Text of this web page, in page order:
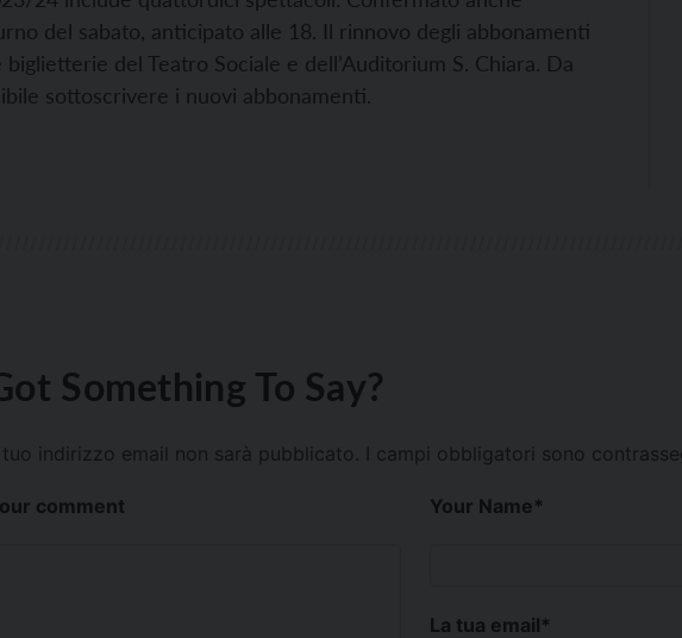
del sabato, anticipato alle 18. Il rinnovo degli abbonamenti
del Teatro Sociale e dell’Auditorium S. Chiara. Da
sottoscrivere i nuovi abbonamenti.
Something To Say?
Il tuo indirizzo email non sarà pubblicato. I campi obbligatori sono
comment Your Name*
La tua email*